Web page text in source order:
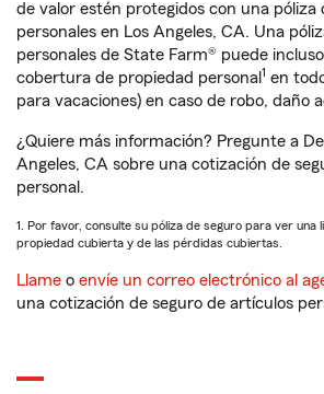
de valor estén protegidos con una póliza
personales en Los Angeles, CA. Una
personales de State Farm® puede
cobertura de propiedad personal 1 en
para vacaciones) en caso de robo, daño
¿Quiere más información? Pregunte a
Angeles, CA sobre una cotización de
personal.
1. Por favor, consulte su póliza de seguro para ver una
propiedad cubierta y de las pérdidas cubiertas.
Llame o envíe un correo electrónico al
una cotización de seguro de artículos